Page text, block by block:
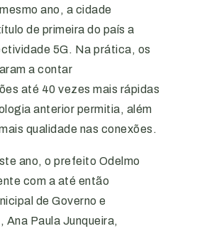
ano, a cidade
de primeira do país a
5G. Na prática, os
a contar
até 40 vezes mais rápidas
anterior permitia, além
qualidade nas conexões.
ano, o prefeito Odelmo
com a até então
de Governo e
Ana Paula Junqueira,